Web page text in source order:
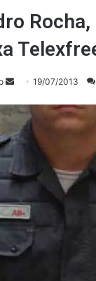
Rocha,
Mande
e-
mail
19/07/2013